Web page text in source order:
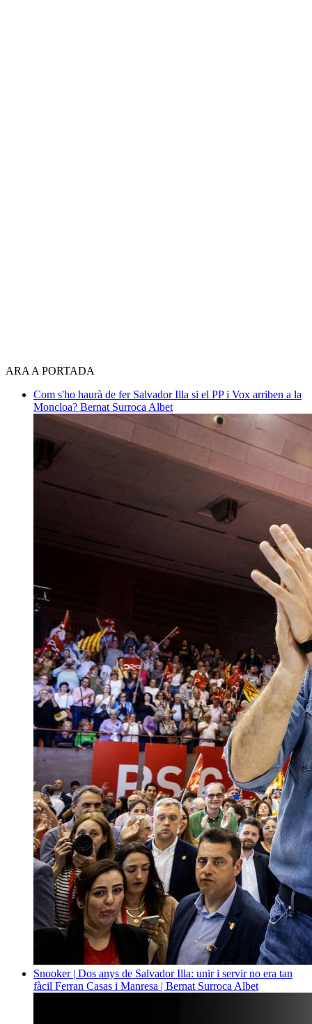
ARA A PORTADA
Com s'ho haurà de fer Salvador Illa si el PP i Vox arriben a la
Moncloa? Bernat Surroca Albet
Snooker | Dos anys de Salvador Illa: unir i servir no era tan
fàcil Ferran Casas i Manresa | Bernat Surroca Albet